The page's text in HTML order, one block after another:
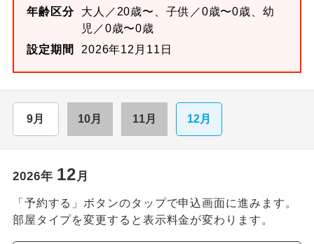
年齢区分
大人／20歳〜、子供／0歳〜0歳、幼
児／0歳〜0歳
設定期間
2026年12月11日
9月 10月 11月 12月
2026年 12 月
「予約する」ボタンのタップで申込画面に進みます。
部屋タイプを変更すると表示料金が変わります。